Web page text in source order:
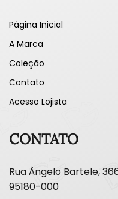
Página Inicial
A Marca
Coleção
Contato
Acesso Lojista
CONTATO
Rua Ângelo Bartele,
95180-000